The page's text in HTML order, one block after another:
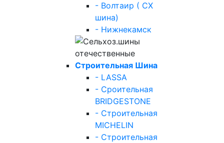
- Волтаир ( СХ
шина)
- Нижнекамск
Строительная Шина
- LASSA
- Сроительная
BRIDGESTONE
- Строительная
MICHELIN
- Строительная